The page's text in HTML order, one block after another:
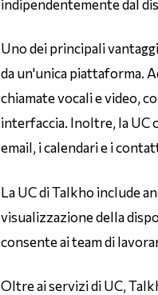
indipendentemente dal
Uno dei principali
da un'unica piattaforma.
chiamate vocali e video,
interfaccia. Inoltre, la UC
email, i calendari e i
La UC di Talkho include
visualizzazione della
consente ai team di
Oltre ai servizi di UC,